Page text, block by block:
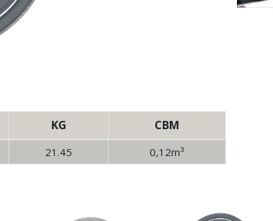
KG CBM
21.45 0,12m³